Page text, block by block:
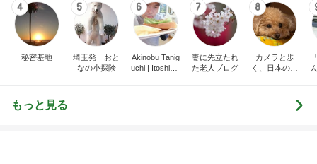
4
秘密基地
5
埼玉発 おと
なの小探険
6
Akinobu Tanig
uchi | Itoshima
7
妻に先立たれ
た老人ブログ
8
カメラと歩
く、日本の風
もっと見る